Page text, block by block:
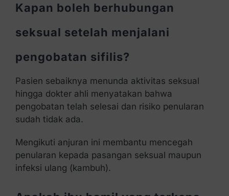
Kapan boleh berhubungan
seksual setelah menjalani
pengobatan sifilis?
Pasien sebaiknya menunda aktivitas seksual
hingga dokter ahli menyatakan bahwa
pengobatan telah selesai dan risiko penularan
sudah tidak ada.
Mengikuti anjuran ini membantu mencegah
penularan kepada pasangan seksual maupun
infeksi ulang (kambuh).